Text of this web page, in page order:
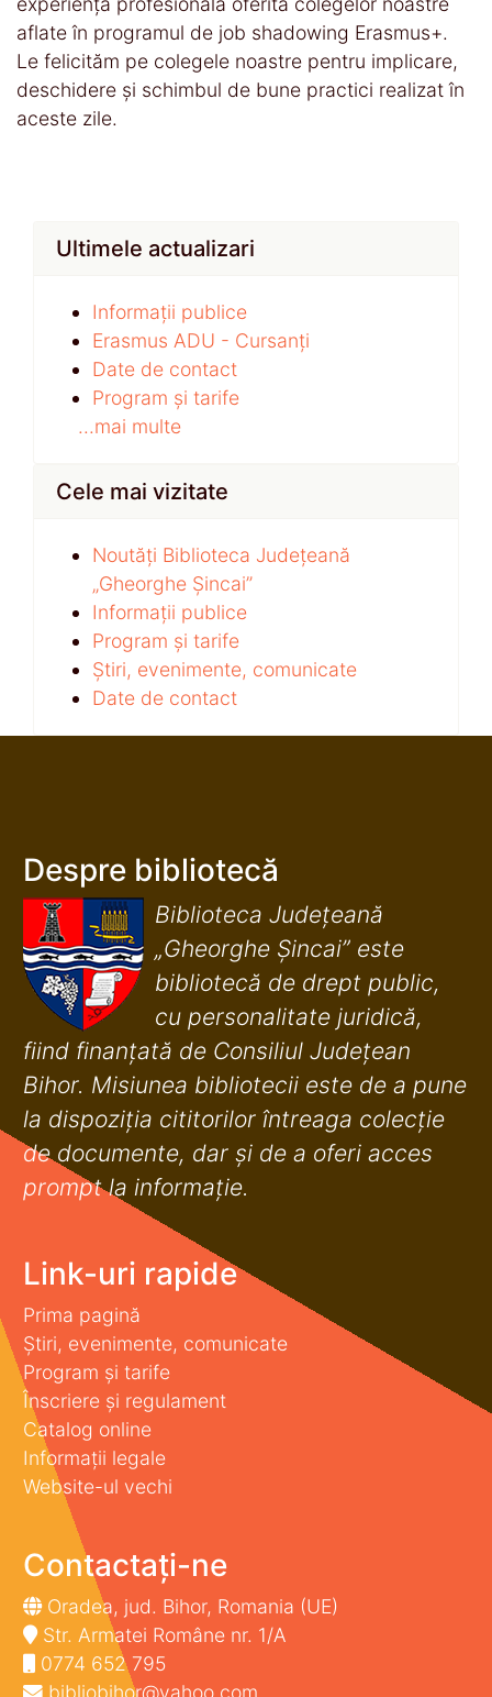
aflate în programul de job shadowing Erasmus+.
Le felicităm pe colegele noastre pentru implicare,
deschidere și schimbul de bune practici realizat în
aceste zile.
Ultimele actualizari
Informații publice
Erasmus ADU - Cursanți
Date de contact
Program și tarife
...mai multe
Cele mai vizitate
Noutăți Biblioteca Județeană
„Gheorghe Șincai”
Informații publice
Program și tarife
Știri, evenimente, comunicate
Date de contact
Despre bibliotecă
Biblioteca Județeană
„Gheorghe Șincai” este
bibliotecă de drept public,
cu personalitate juridică,
fiind finanţată de Consiliul Judeţean
Bihor. Misiunea bibliotecii este de a pune
la dispoziţia cititorilor întreaga colecţie
de documente, dar şi de a oferi acces
prompt la informaţie.
Link-uri rapide
Prima pagină
Știri, evenimente, comunicate
Program și tarife
Înscriere și regulament
Catalog online
Informații legale
Website-ul vechi
Contactați-ne
Oradea, jud. Bihor, Romania (UE)
Str. Armatei Române nr. 1/A
0774 652 795
bibliobihor@yahoo.com